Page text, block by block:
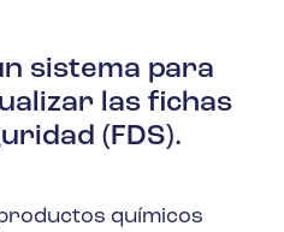
sistema para
las fichas
(FDS).
químicos